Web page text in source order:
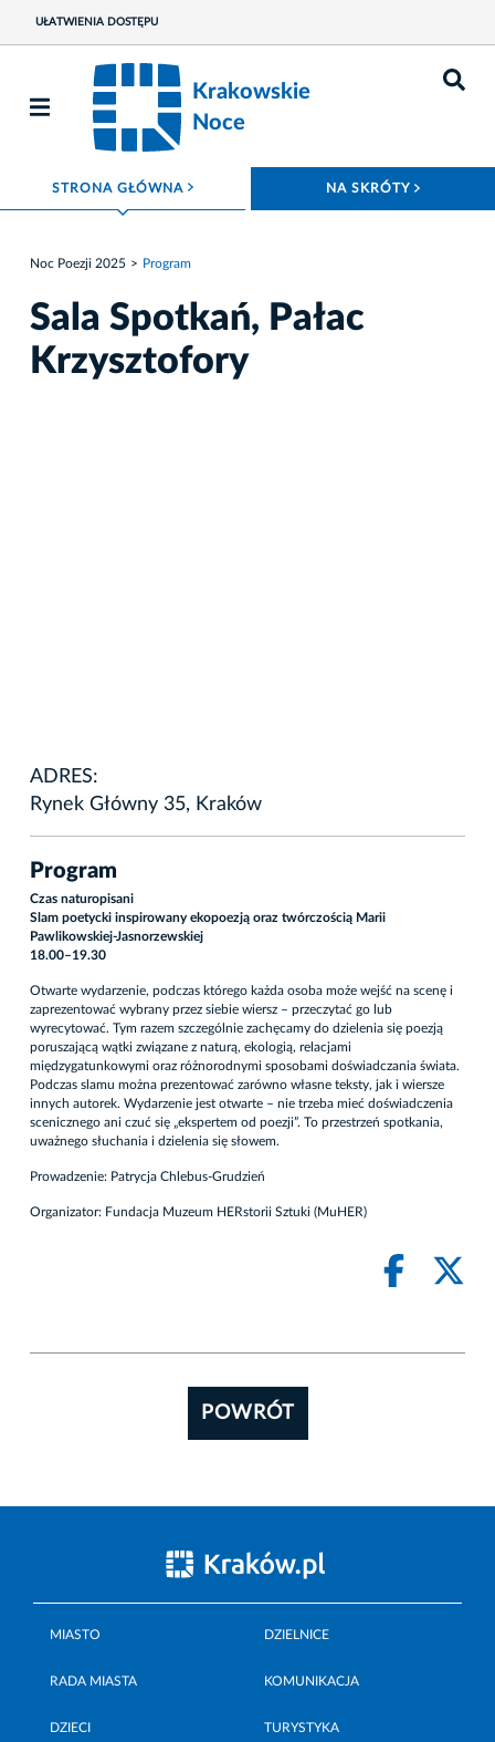
UŁATWIENIA DOSTĘPU
Krakowskie
Noce
STRONA GŁÓWNA ROZWIŃ MENU NA SKRÓTY
Noc Poezji 2025 Program
Sala Spotkań, Pałac
Krzysztofory
ADRES:
Rynek Główny 35, Kraków
Program
Czas naturopisani
Slam poetycki inspirowany ekopoezją oraz twórczością Marii
Pawlikowskiej-Jasnorzewskiej
18.00–19.30
Otwarte wydarzenie, podczas którego każda osoba może wejść na scenę i
zaprezentować wybrany przez siebie wiersz – przeczytać go lub
wyrecytować. Tym razem szczególnie zachęcamy do dzielenia się poezją
poruszającą wątki związane z naturą, ekologią, relacjami
międzygatunkowymi oraz różnorodnymi sposobami doświadczania świata.
Podczas slamu można prezentować zarówno własne teksty, jak i wiersze
innych autorek. Wydarzenie jest otwarte – nie trzeba mieć doświadczenia
scenicznego ani czuć się „ekspertem od poezji”. To przestrzeń spotkania,
uważnego słuchania i dzielenia się słowem.
Prowadzenie: Patrycja Chlebus-Grudzień
Organizator: Fundacja Muzeum HERstorii Sztuki (MuHER)
POWRÓT
MIASTO DZIELNICE
RADA MIASTA KOMUNIKACJA
DZIECI TURYSTYKA